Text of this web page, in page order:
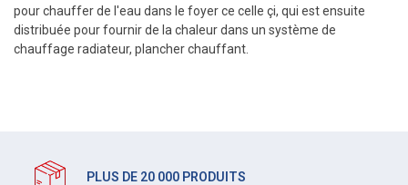
pour chauffer de l'eau dans le foyer ce celle çi, qui est ensuite
distribuée pour fournir de la chaleur dans un système de
chauffage radiateur, plancher chauffant.
PLUS DE 20 000 PRODUITS